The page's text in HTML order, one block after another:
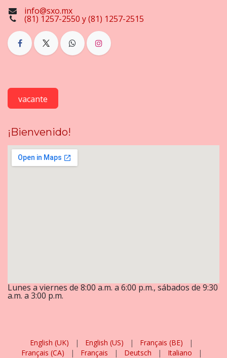
info@sxo.mx
(81) 1257-2550 y (81) 1257-2515
vacante
¡Bienvenido!
Lunes a viernes de 8:00 a.m. a 6:00 p.m., sábados de 9:30
a.m. a 3:00 p.m.
English (UK) | English (US) | Français (BE)
|
Français (CA)
| Français | Deutsch | Italiano |